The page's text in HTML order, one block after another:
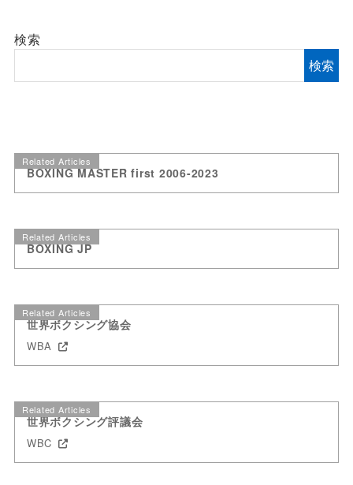
検索
検索
Related Articles
BOXING MASTER first 2006-2023
Related Articles
BOXING JP
Related Articles
世界ボクシング協会
WBA
Related Articles
世界ボクシング評議会
WBC